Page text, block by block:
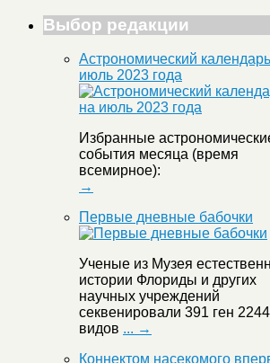
Выбор редакции
Астрономический
июль 2023 года
Избранные
события месяца (время
всемирное):
→
Первые дневные бабочки
Ученые из Музея
истории Флориды и других
научных учреждений
секвенировали 391 ген 2244
видов ... →
Коннектом насекомого